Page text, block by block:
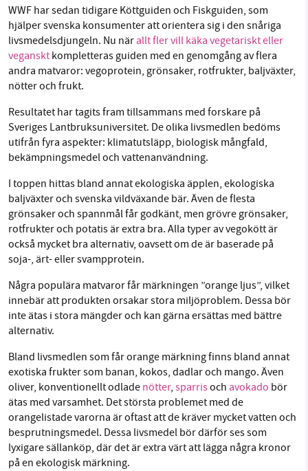
WWF har sedan tidigare Köttguiden och Fiskguiden, som
hjälper svenska konsumenter att orientera sig i den snåriga
livsmedelsdjungeln. Nu när allt fler vill käka vegetariskt eller
veganskt kompletteras guiden med en genomgång av flera
andra matvaror: vegoprotein, grönsaker, rotfrukter, baljväxter,
nötter och frukt.
Resultatet har tagits fram tillsammans med forskare på
Sveriges Lantbruksuniversitet. De olika livsmedlen bedöms
utifrån fyra aspekter: klimatutsläpp, biologisk mångfald,
bekämpningsmedel och vattenanvändning.
I toppen hittas bland annat ekologiska äpplen, ekologiska
baljväxter och svenska vildväxande bär. Även de flesta
grönsaker och spannmål får godkänt, men grövre grönsaker,
rotfrukter och potatis är extra bra. Alla typer av vegokött är
också mycket bra alternativ, oavsett om de är baserade på
soja-, ärt- eller svampprotein.
Några populära matvaror får märkningen ”orange ljus”, vilket
innebär att produkten orsakar stora miljöproblem. Dessa bör
inte ätas i stora mängder och kan gärna ersättas med bättre
alternativ.
Bland livsmedlen som får orange märkning finns bland annat
exotiska frukter som banan, kokos, dadlar och mango. Även
oliver, konventionellt odlade nötter, sparrisoch avokado bör
ätas med varsamhet. Det största problemet med de
orangelistade varorna är oftast att de kräver mycket vatten och
besprutningsmedel. Dessa livsmedel bör därför ses som
lyxigare sällanköp, där det är extra värt att lägga några kronor
på en ekologisk märkning.
starten 2010 har vår ideella redaktion drivit
miljödebatten framåt genom
nyhetsbevakning och granskningar. Nu vill vi
utveckla vårt arbete – och vi hoppas att du
vill hjälpa oss.
Stötta vårt arbete genom att swisha en slant till
1231368703